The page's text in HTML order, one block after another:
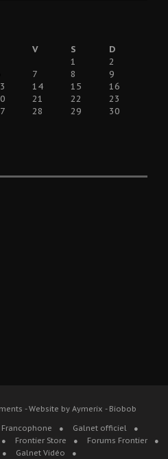
V S
D
1
2
7 8
9
14 15
16
21 22
23
28 29
30
- Website by Aymerix - Biobob
Galnet officiel
Frontier Store
Forums Frontier
Galnet Vidéo